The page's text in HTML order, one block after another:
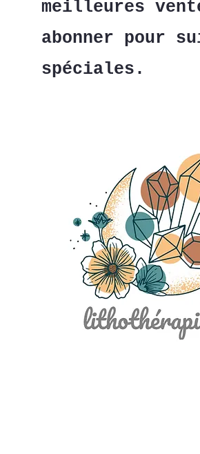
meilleures
abonner pour
spéciales.